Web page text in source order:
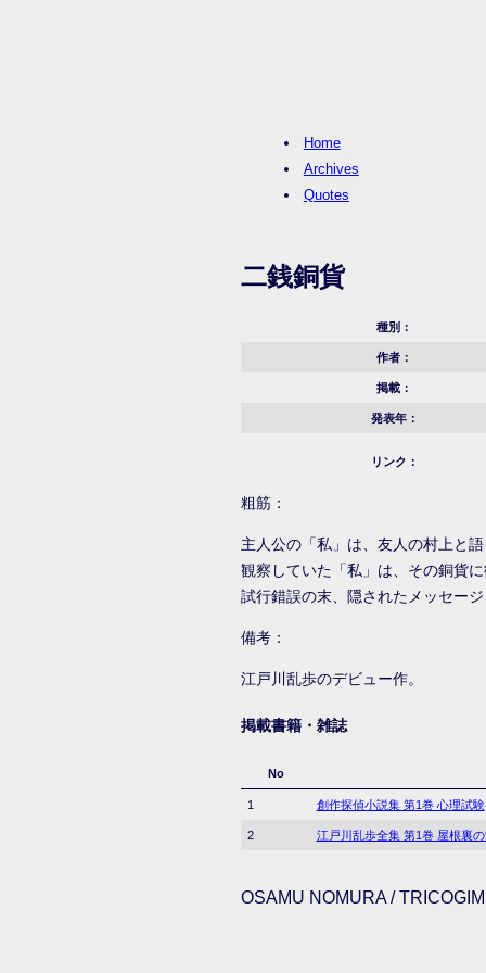
Home
Archives
Quotes
二銭銅貨
種別：
作者：
掲載：
発表年：
リンク：
粗筋：
主人公の「私」は、友人の村上と
観察していた「私」は、その銅貨
試行錯誤の末、隠されたメッセー
備考：
江戸川乱歩のデビュー作。
掲載書籍・雑誌
No
1 創作探偵小説集 第1巻 心理試験
2 江戸川乱歩全集 第1巻 屋根裏
OSAMU NOMURA /